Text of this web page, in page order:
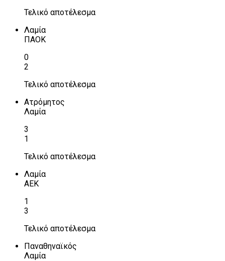
Τελικό αποτέλεσμα
Λαμία
ΠΑΟΚ
0
2
Τελικό αποτέλεσμα
Ατρόμητος
Λαμία
3
1
Τελικό αποτέλεσμα
Λαμία
ΑΕΚ
1
3
Τελικό αποτέλεσμα
Παναθηναϊκός
Λαμία